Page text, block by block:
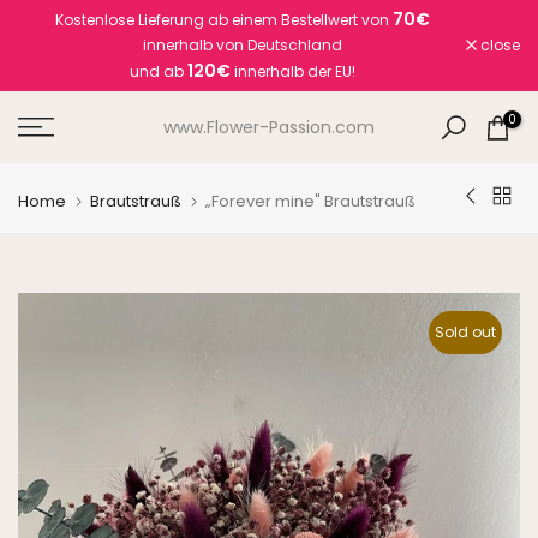
Kostenlose Lieferung ab einem Bestellwert von 70€
innerhalb von Deutschland
und ab120€innerhalb der EU!
close
www.Flower-Passion.com 0
Home Brautstrauß „Forever mine" Brautstrauß
Sold out